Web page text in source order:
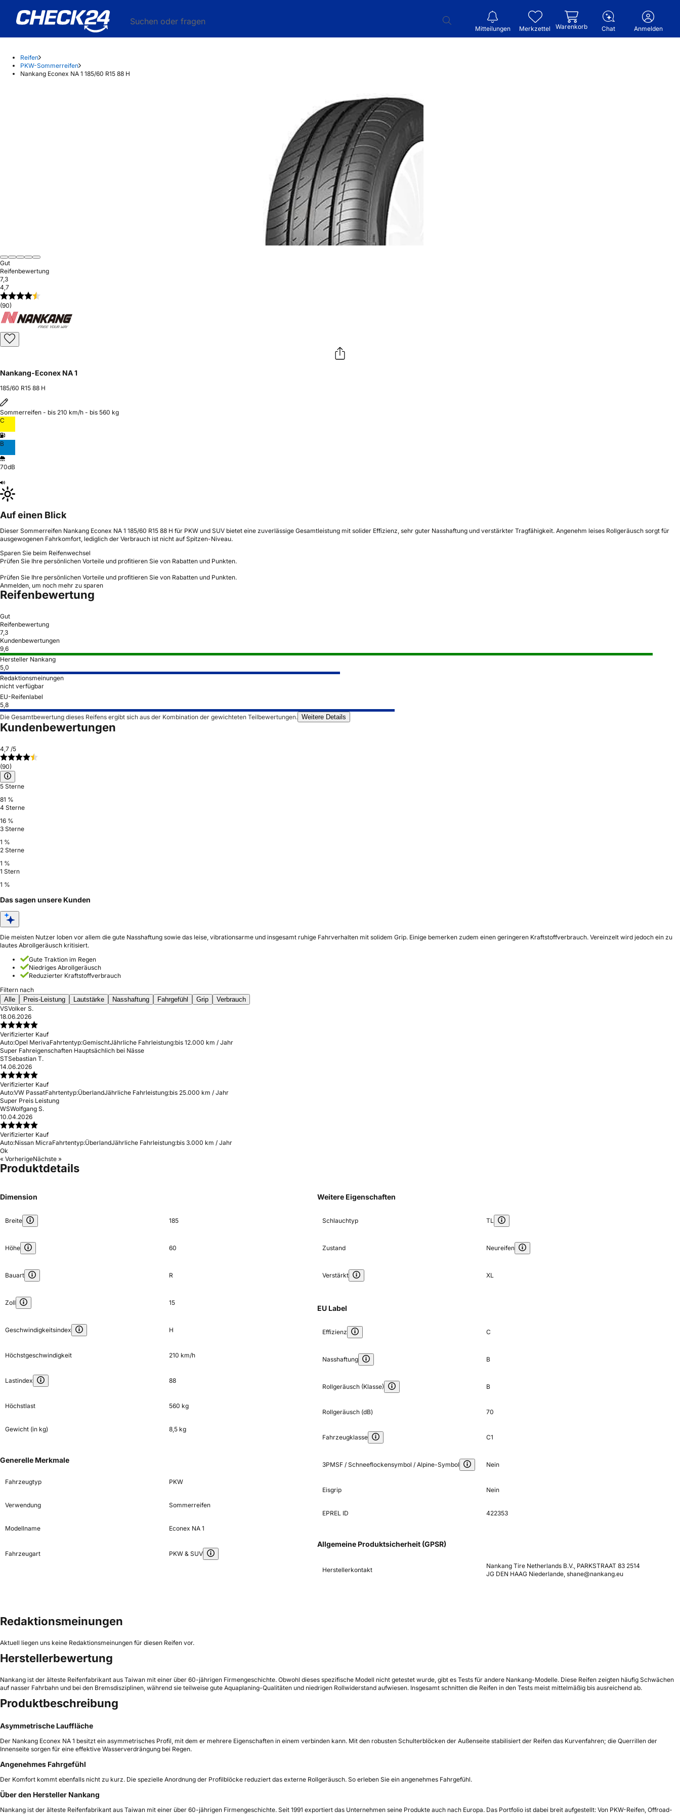
Suchen oder fragen
Mitteilungen Merkzettel Warenkorb Chat Anmelden
Reifen
PKW-Sommerreifen
Nankang Econex NA 1 185/60 R15 88 H
Gut
Reifenbewertung
7,3
4,7
(90)
Nankang-Econex NA 1
185/60 R15 88 H
Sommerreifen - bis 210 km/h - bis 560 kg
C
B
70dB
Auf einen Blick
Dieser Sommerreifen Nankang Econex NA 1 185/60 R15 88 H für PKW und SUV bietet eine zuverlässige Gesamtleistung mit solider Effizienz, sehr guter Nasshaftung und verstärkter Tragfähigkeit. Angenehm leises Rollgeräusch sorgt für
ausgewogenen Fahrkomfort, lediglich der Verbrauch ist nicht auf Spitzen-Niveau.
Sparen Sie beim Reifenwechsel
Prüfen Sie Ihre persönlichen Vorteile und profitieren Sie von Rabatten und Punkten.
Prüfen Sie Ihre persönlichen Vorteile und profitieren Sie von Rabatten und Punkten.
Anmelden, um noch mehr zu sparen
Reifenbewertung
Gut
Reifenbewertung
7,3
Kundenbewertungen
9,6
Hersteller Nankang
5,0
Redaktionsmeinungen
nicht verfügbar
EU-Reifenlabel
5,8
Die Gesamtbewertung dieses Reifens ergibt sich aus der Kombination der gewichteten Teilbewertungen. Weitere Details
Kundenbewertungen
4,7 /5
(90)
5 Sterne
81 %
4 Sterne
16 %
3 Sterne
1 %
2 Sterne
1 %
1 Stern
1 %
Das sagen unsere Kunden
Die meisten Nutzer loben vor allem die gute Nasshaftung sowie das leise, vibrationsarme und insgesamt ruhige Fahrverhalten mit solidem Grip. Einige bemerken zudem einen geringeren Kraftstoffverbrauch. Vereinzelt wird jedoch ein zu
lautes Abrollgeräusch kritisiert.
Gute Traktion im Regen
Niedriges Abrollgeräusch
Reduzierter Kraftstoffverbrauch
Filtern nach
Alle
Preis-Leistung Lautstärke Nasshaftung Fahrgefühl Grip
Verbrauch
VSVolker S.
18.06.2026
Verifizierter Kauf
Auto:Opel MerivaFahrtentyp:GemischtJährliche Fahrleistung:bis 12.000 km / Jahr
Super Fahreigenschaften Hauptsächlich bei Nässe
STSebastian T.
14.06.2026
Verifizierter Kauf
Auto:VW PassatFahrtentyp:ÜberlandJährliche Fahrleistung:bis 25.000 km / Jahr
Super Preis Leistung
WSWolfgang S.
10.04.2026
Verifizierter Kauf
Auto:Nissan MicraFahrtentyp:ÜberlandJährliche Fahrleistung:bis 3.000 km / Jahr
Ok
« VorherigeNächste »
Produktdetails
Dimension
Breite 185
Höhe 60
Bauart R
Zoll 15
Geschwindigkeitsindex H
Höchstgeschwindigkeit 210 km/h
Lastindex 88
Höchstlast 560 kg
Gewicht (in kg) 8,5 kg
Generelle Merkmale
Fahrzeugtyp PKW
Verwendung Sommerreifen
Modellname Econex NA 1
Fahrzeugart PKW & SUV
Weitere Eigenschaften
Schlauchtyp TL
Zustand Neureifen
Verstärkt XL
EU Label
Effizienz C
Nasshaftung B
Rollgeräusch (Klasse) B
Rollgeräusch (dB) 70
Fahrzeugklasse C1
3PMSF / Schneeflockensymbol / Alpine-Symbol Nein
Eisgrip Nein
EPREL ID 422353
Allgemeine Produktsicherheit (GPSR)
Herstellerkontakt
Nankang Tire Netherlands B.V., PARKSTRAAT 83 2514
JG DEN HAAG Niederlande, shane@nankang.eu
Redaktionsmeinungen
Aktuell liegen uns keine Redaktionsmeinungen für diesen Reifen vor.
Herstellerbewertung
Nankang ist der älteste Reifenfabrikant aus Taiwan mit einer über 60-jährigen Firmengeschichte. Obwohl dieses spezifische Modell nicht getestet wurde, gibt es Tests für andere Nankang-Modelle. Diese Reifen zeigten häufig Schwächen
auf nasser Fahrbahn und bei den Bremsdisziplinen, während sie teilweise gute Aquaplaning-Qualitäten und niedrigen Rollwiderstand aufwiesen. Insgesamt schnitten die Reifen in den Tests meist mittelmäßig bis ausreichend ab.
Produktbeschreibung
Asymmetrische Lauffläche
Der Nankang Econex NA 1 besitzt ein asymmetrisches Profil, mit dem er mehrere Eigenschaften in einem verbinden kann. Mit den robusten Schulterblöcken der Außenseite stabilisiert der Reifen das Kurvenfahren; die Querrillen der
Innenseite sorgen für eine effektive Wasserverdrängung bei Regen.
Angenehmes Fahrgefühl
Der Komfort kommt ebenfalls nicht zu kurz. Die spezielle Anordnung der Profilblöcke reduziert das externe Rollgeräusch. So erleben Sie ein angenehmes Fahrgefühl.
Über den Hersteller Nankang
Nankang ist der älteste Reifenfabrikant aus Taiwan mit einer über 60-jährigen Firmengeschichte. Seit 1991 exportiert das Unternehmen seine Produkte auch nach Europa. Das Portfolio ist dabei breit aufgestellt: Von PKW-Reifen, Offroad-